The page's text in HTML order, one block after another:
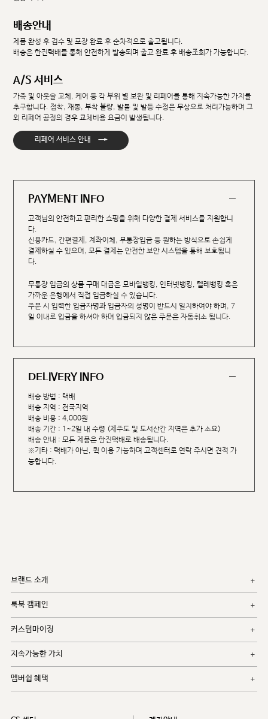
배송안내
제품 완성 후 검수 및 포장 완료 후 순차적으로 출고됩니다.
배송은 한진택배를 통해 안전하게 발송되며 출고 완료 후 배송조회가 가능합니다.
A/S 서비스
가죽 및 아웃솔 교체, 케어 등 각 부위 별 보완 및 리페어를 통해 지속가능한 가치를
추구합니다. 접착, 재봉, 부착 불량, 발볼 및 발등 수정은 무상으로 처리가능하며 그
외 리페어 공정의 경우 교체비용 요금이 발생됩니다.
리페어 서비스 안내 →
PAYMENT INFO
고객님의 안전하고 편리한 쇼핑을 위해 다양한 결제 서비스를 지원합니
다.
신용카드, 간편결제, 계좌이체, 무통장입금 등 원하는 방식으로 손쉽게
결제하실 수 있으며, 모든 결제는 안전한 보안 시스템을 통해 보호됩니
다.
무통장 입금의 상품 구매 대금은 모바일뱅킹, 인터넷뱅킹, 텔레뱅킹 혹은
가까운 은행에서 직접 입금하실 수 있습니다.
주문 시 입력한 입금자명과 입금자의 성명이 반드시 일치하여야 하며, 7
일 이내로 입금을 하셔야 하며 입금되지 않은 주문은 자동취소 됩니다.
DELIVERY INFO
배송 방법 : 택배
배송 지역 : 전국지역
배송 비용 : 4,000원
배송 기간 : 1~2일 내 수령 (제주도 및 도서산간 지역은 추가 소요)
배송 안내 : 모든 제품은 한진택배로 배송됩니다.
※기타 : 택배가 아닌, 퀵 이용 가능하며 고객센터로 연락 주시면 견적 가
능합니다.
브랜드 소개
룩북 캠페인
커스텀마이징
지속가능한 가치
멤버쉽 혜택